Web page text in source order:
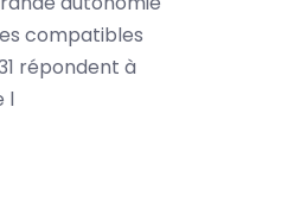
compatibles
répondent à
l